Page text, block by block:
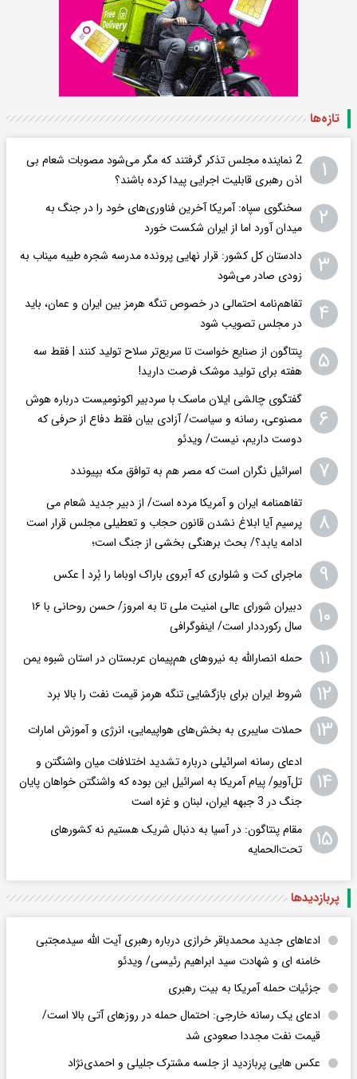
تازه‌ها
۱
2 نماینده مجلس تذکر گرفتند که مگر می‌شود مصوبات شعام بی
اذن رهبری قابلیت اجرایی پیدا کرده باشند؟
۲
سخنگوی سپاه: آمریکا آخرین فناوری‌های خود را در جنگ به
میدان آورد اما از ایران شکست خورد
۳
دادستان کل کشور: قرار نهایی پرونده مدرسه شجره طیبه میناب به
زودی صادر می‌شود
۴
تفاهم‌نامه احتمالی در خصوص تنگه هرمز بین ایران و عمان، باید
در مجلس تصویب شود
۵
پنتاگون از صنایع خواست تا سریع‌تر سلاح تولید کنند | فقط سه
هفته برای تولید موشک فرصت دارید!
۶
گفتگوی چالشی ایلان ماسک با سردبیر اکونومیست درباره هوش
مصنوعی، رسانه و سیاست/ آزادی بیان فقط دفاع از حرفی که
دوست داریم، نیست/ ویدئو
۷ اسرائیل نگران است که مصر هم به توافق مکه بپیوندد
۸
تفاهمنامه ایران و آمریکا مرده است/ از دبیر جدید شعام می
پرسیم آیا ابلاغ نشدن قانون حجاب و تعطیلی مجلس قرار است
ادامه یابد؟/ بحث برهنگی بخشی از جنگ است؛
۹ ماجرای کت و شلواری که آبروی باراک اوباما را بُرد | عکس
۱۰
دبیران شورای عالی امنیت ملی تا به امروز/ حسن روحانی با ۱۶
سال رکورددار است/ اینفوگرافی
۱۱ حمله انصارالله به نیروهای هم‌پیمان عربستان در استان شبوه یمن
۱۲ شروط ایران برای بازگشایی تنگه هرمز قیمت نفت را بالا برد
۱۳ حملات سایبری به بخش‌های هواپیمایی، انرژی و آموزش امارات
۱۴
ادعای رسانه اسرائیلی درباره تشدید اختلافات میان واشنگتن و
تل‌آویو/ پیام آمریکا به اسرائیل این بوده که واشنگتن خواهان پایان
جنگ در 3 جبهه ایران، لبنان و غزه است
۱۵
مقام پنتاگون: در آسیا به دنبال شریک هستیم نه کشورهای
تحت‌الحمایه
پربازدید‌ها
ادعاهای جدید محمدباقر خرازی درباره رهبری آیت الله سیدمجتبی
خامنه ای و شهادت سید ابراهیم رئیسی/ ویدئو
جزئیات حمله آمریکا به بیت رهبری
ادعای یک رسانه خارجی: احتمال حمله در روزهای آتی بالا است/
قیمت نفت مجددا صعودی شد
عکس هایی پربازدید از جلسه مشترک جلیلی و احمدی‌نژاد